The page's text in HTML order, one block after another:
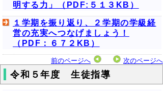
明する力」（PDF:５１３KB）
１学期を振り返り、２学期の学級経
営の充実へつなげましょう！
（PDF：６７２KB）
前のページへ 次のページへ
令和５年度 生徒指導